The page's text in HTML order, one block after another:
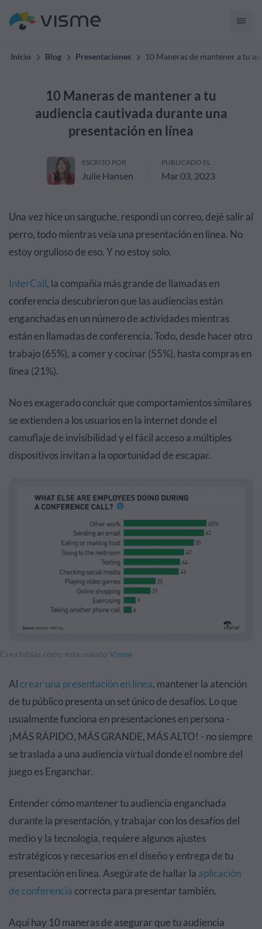
Inicio Blog Presentaciones 10 Maneras de mantener a tu
10 Maneras de mantener a tu
audiencia cautivada durante una
presentación en línea
ESCRITO POR
Julie Hansen
PUBLICADO EL
Mar 03, 2023
Una vez hice un sanguche, respondí un correo, dejé salir al
perro, todo mientras veía una presentación en línea. No
estoy orgulloso de eso. Y no estoy solo.
InterCall, la compañía más grande de llamadas en
conferencia descubrieron que las audiencias están
enganchadas en un número de actividades mientras
están en llamadas de conferencia. Todo, desde hacer otro
trabajo (65%), a comer y cocinar (55%), hasta compras en
línea (21%).
No es exagerado concluir que comportamientos similares
se extienden a los usuarios en la internet donde el
camuflaje de invisibilidad y el fácil acceso a múltiples
dispositivos invitan a la oportunidad de escapar.
Crea tablas como esta usando Visme
Alcrear una presentación en línea, mantener la atención
de tu público presenta un set único de desafíos. Lo que
usualmente funciona en presentaciones en persona -
¡MÁS RÁPIDO, MÁS GRANDE, MÁS ALTO! - no siempre
se traslada a una audiencia virtual donde el nombre del
juego es Enganchar.
Entender cómo mantener tu audiencia enganchada
durante la presentación, y trabajar con los desafíos del
medio y la tecnología, requiere algunos ajustes
estratégicos y necesarios en el diseño y entrega de tu
presentación en línea. Asegúrate de hallar la aplicación
de conferencia correcta para presentar también.
Aquí hay 10 maneras de asegurar que tu audiencia